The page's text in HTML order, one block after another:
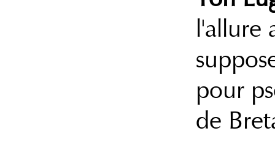
l'allure
pour
de